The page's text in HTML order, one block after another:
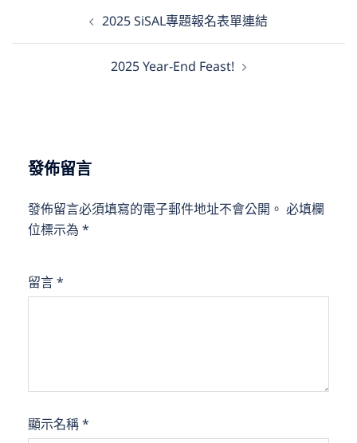
2025 SiSAL專題報名表單連結
2025 Year-End Feast!
發佈留言
發佈留言必須填寫的電子郵件地址不會公開。 必填欄
位標示為 *
留言*
顯示名稱*